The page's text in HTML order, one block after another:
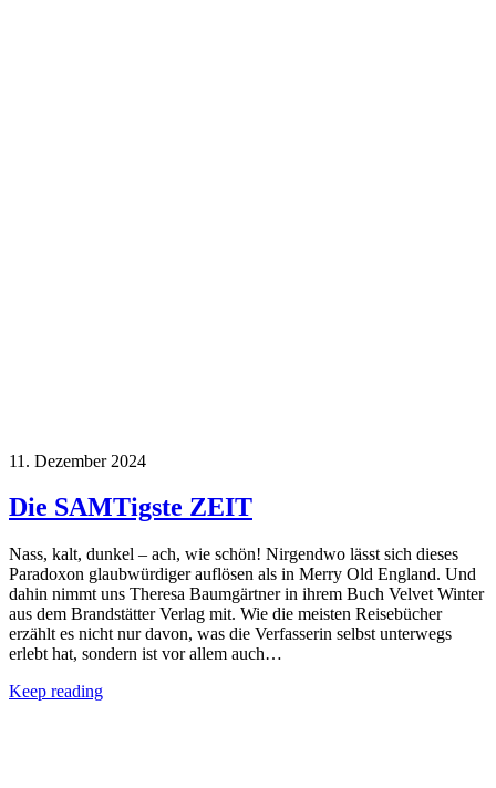
11. Dezember 2024
Die SAMTigste ZEIT
Nass, kalt, dunkel – ach, wie schön! Nirgendwo lässt sich dieses
Paradoxon glaubwürdiger auflösen als in Merry Old England. Und
dahin nimmt uns Theresa Baumgärtner in ihrem Buch Velvet Winter
aus dem Brandstätter Verlag mit. Wie die meisten Reisebücher
erzählt es nicht nur davon, was die Verfasserin selbst unterwegs
erlebt hat, sondern ist vor allem auch…
Keep reading